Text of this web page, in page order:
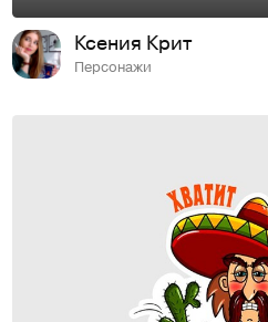
Ксения Крит
Персонажи